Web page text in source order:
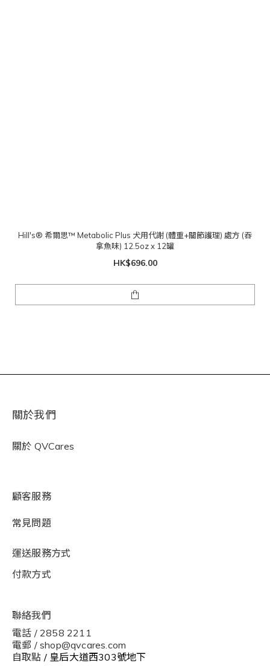
Hill's® 希爾思™ Metabolic Plus 犬用代謝 (體重+關節護理) 處方 (吞
拿魚味) 12.5oz x 12罐
HK$696.00
關於我們
關於 QVCares
顧客服務
常見問題
運送服務方式
付款方式
聯絡我們
電話 / 2858 2211
電郵 / shop@qvcares.com
自取點 / 皇后大道西303號地下